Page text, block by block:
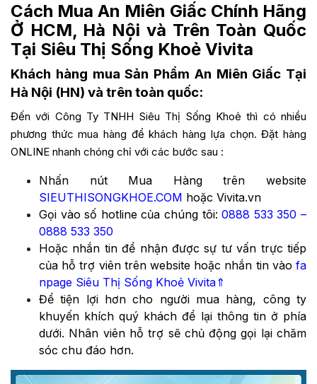
Cách Mua An Miên Giấc Chính Hãng
Ở HCM, Hà Nội và Trên Toàn Quốc
Tại Siêu Thị Sống Khoẻ Vivita
Khách hàng mua Sản Phẩm An Miên Giấc Tại
Hà Nội (HN) và trên toàn quốc:
Đến với Công Ty TNHH Siêu Thị Sống Khoẻ thì có nhiều
phương thức mua hàng để khách hàng lựa chọn. Đặt hàng
ONLINE nhanh chóng chỉ với các bước sau :
Nhấn nút Mua Hàng trên website
SIEUTHISONGKHOE.COM hoặc Vivita.vn
Gọi vào số hotline của chúng tôi:0888 533 350 –
0888 533 350
Hoặc nhắn tin để nhận được sự tư vấn trực tiếp
của hỗ trợ viên trên website hoặc nhắn tin vào fa
npage Siêu Thị Sống Khoẻ Vivita⇑
Để tiện lợi hơn cho người mua hàng, công ty
khuyến khích quý khách để lại thông tin ở phía
dưới. Nhân viên hỗ trợ sẽ chủ động gọi lại chăm
sóc chu đáo hơn.